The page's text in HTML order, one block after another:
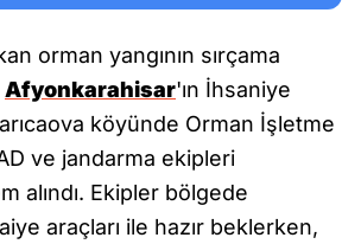
orman yangının sırçama
Afyonkarahisar'ın İhsaniye
köyünde Orman İşletme
ve jandarma ekipleri
alındı. Ekipler bölgede
araçları ile hazır beklerken,